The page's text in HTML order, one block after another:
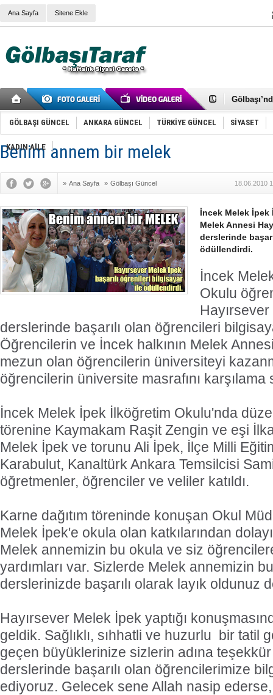
Ana Sayfa Sitene Ekle
Cemal
Samet
FAİZ
Mikail
Gölbaşı
İNCEK
GÖLBAŞI GÜNCEL ANKARA GÜNCEL TÜRKİYE GÜNCEL SİYASET
KADIN AİLE
Benim annem bir melek
» Ana Sayfa » Gölbaşı Güncel 18.06.2010
İncek Melek
Melek Annesi
derslerinde
ödüllendirdi.
İncek
Okulu
derslerinde başarılı olan öğrencileri
Öğrencilerin ve İncek halkının Melek
mezun olan öğrencilerin üniversiteyi
öğrencilerin üniversite masrafını karşılama
İncek Melek İpek İlköğretim Okulu'nda
törenine Kaymakam Raşit Zengin ve eşi
Melek İpek ve torunu Ali İpek, İlçe Milli
Karabulut, Kanaltürk Ankara Temsilcisi
öğretmenler, öğrenciler ve veliler katıldı.
Karne dağıtım töreninde konuşan Okul
Melek İpek'e okula olan katkılarından
Melek annemizin bu okula ve siz
yardımları var. Sizlerde Melek annemizin
derslerinizde başarılı olarak layık oldunuz
Hayırsever Melek İpek yaptığı
geldik. Sağlıklı, sıhhatli ve huzurlu bir tatil
geçen büyüklerinize sizlerin adına
derslerinde başarılı olan öğrencilerimize
ediyoruz. Gelecek sene Allah nasip